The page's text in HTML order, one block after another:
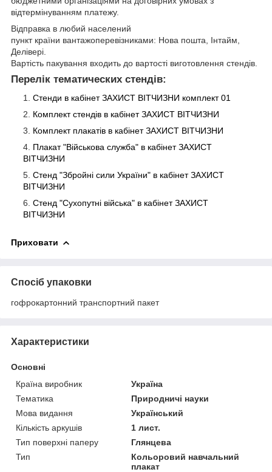
відтермінуванням платежу.
Відправка в любий населений
пункт країни вантажоперевізниками: Нова пошта, Інтайм,
Делівері.
Вартість пакування входить до вартості виготовлення стендів.
Перелік тематических стендів:
Стенди в кабінет ЗАХИСТ ВІТЧИЗНИ комплект 01
Комплект стендів в кабінет ЗАХИСТ ВІТЧИЗНИ
Комплект плакатів в кабінет ЗАХИСТ ВІТЧИЗНИ
Плакат "Військова служба" в кабінет ЗАХИСТ
ВІТЧИЗНИ
Стенд "Збройні сили України" в кабінет ЗАХИСТ
ВІТЧИЗНИ
Стенд "Cухопутні війська" в кабінет ЗАХИСТ
ВІТЧИЗНИ
Приховати
Спосіб упаковки
гофрокартонний транспортний пакет
Характеристики
Основні
Країна виробник
Україна
Тематика
Природничі науки
Мова видання
Український
Кількість аркушів
1 лист.
Тип поверхні паперу
Глянцева
Тип
Кольоровий навчальний
плакат